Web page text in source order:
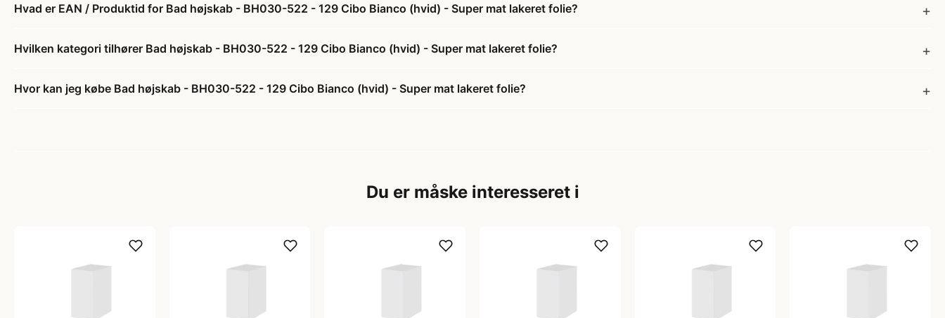
Hvad er EAN / Produktid for Bad højskab - BH030-522 - 129 Cibo Bianco (hvid) - Super mat lakeret folie?
Hvilken kategori tilhører Bad højskab - BH030-522 - 129 Cibo Bianco (hvid) - Super mat lakeret folie?
Hvor kan jeg købe Bad højskab - BH030-522 - 129 Cibo Bianco (hvid) - Super mat lakeret folie?
Du er måske interesseret i